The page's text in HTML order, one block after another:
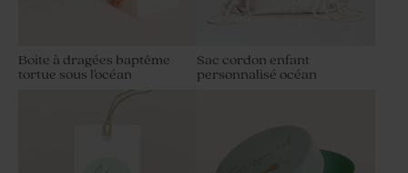
Boite à dragées baptême
tortue sous l'océan
Sac cordon enfant
personnalisé océan